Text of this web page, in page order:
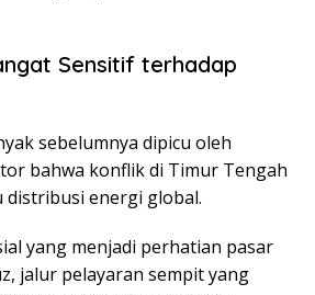
Sensitif terhadap
sebelumnya dipicu oleh
bahwa konflik di Timur Tengah
energi global.
yang menjadi perhatian pasar
, jalur pelayaran sempit yang